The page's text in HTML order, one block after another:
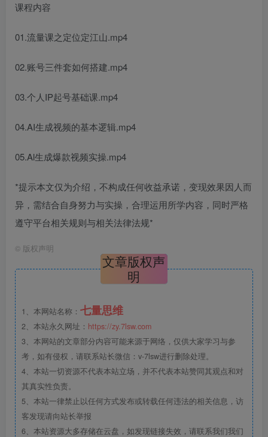
课程内容
01.流量课之定位定江山.mp4
02.账号三件套如何搭建.mp4
03.个人IP起号基础课.mp4
04.AI生成视频的基本逻辑.mp4
05.Al生成爆款视频实操.mp4
*提示本文仅为介绍，不构成任何收益承诺，变现效果因人而
异，需结合自身努力与实操，合理运用所学内容，同时严格
遵守平台相关规则与相关法律法规*
© 版权声明
文章版权声
明
1、本网站名称： 七量思维
2、本站永久网址： https://zy.7lsw.com
3、本网站的文章部分内容可能来源于网络，仅供大家学习与参
考，如有侵权，请联系站长微信：v-7lsw进行删除处理。
4、本站一切资源不代表本站立场，并不代表本站赞同其观点和对
其真实性负责。
5、本站一律禁止以任何方式发布或转载任何违法的相关信息，访
客发现请向站长举报
6、本站资源大多存储在云盘，如发现链接失效，请联系我们我们